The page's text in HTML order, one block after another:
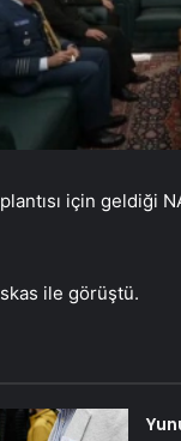
için geldiği
ile görüştü.